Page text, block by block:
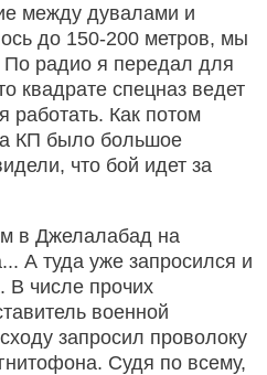
между дувалами и
до 150-200 метров, мы
радио я передал для
квадрате спецназ ведет
работать. Как потом
КП было большое
что бой идет за
в Джелалабад на
А туда уже запросился и
В числе прочих
военной
запросил проволоку
Судя по всему,